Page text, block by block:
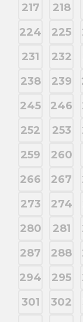
217
218
224
225
231
232
238
239
245
246
252
253
259
260
266
267
273
274
280
281
287
288
294
295
301
302